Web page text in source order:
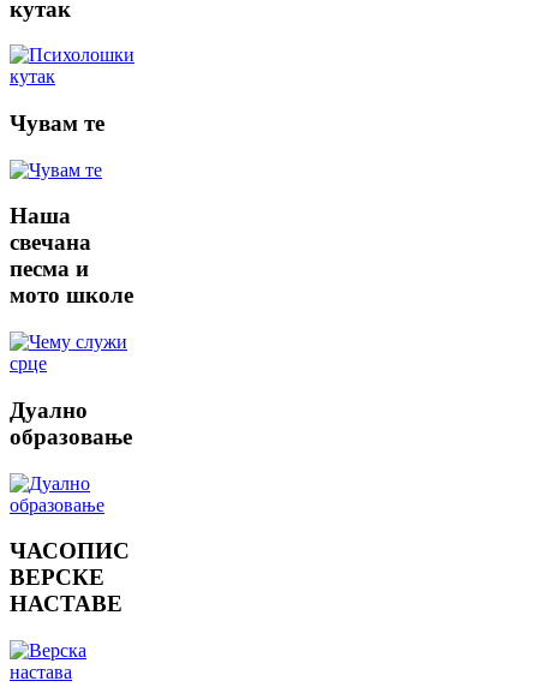
кутак
Чувам те
Наша
свечана
песма и
мото школе
Дуално
образовање
ЧАСОПИС
ВЕРСКЕ
НАСТАВЕ